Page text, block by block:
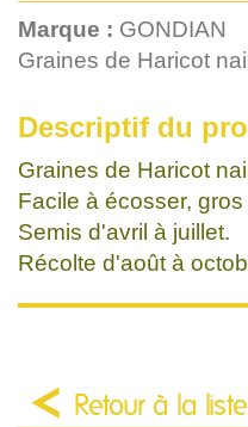
Marque : GONDIAN
Graines de Haricot
Descriptif du
Graines de Haricot
Facile à écosser,
Semis d'avril à juillet.
Récolte d'août à
Retour à la liste